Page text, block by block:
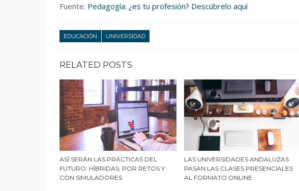
Fuente: Pedagogía: ¿es tu profesión? Descúbrelo aquí
EDUCACIÓN UNIVERSIDAD
RELATED POSTS
ASÍ SERÁN LAS PRÁCTICAS DEL
FUTURO: HÍBRIDAS, POR RETOS Y
CON SIMULADORES
LAS UNIVERSIDADES ANDALUZAS
PASAN LAS CLASES PRESENCIALES
AL FORMATO ONLINE